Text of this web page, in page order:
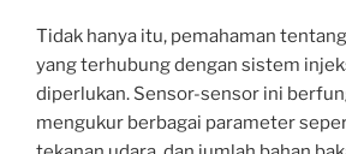
Tidak hanya itu, pemahaman
yang terhubung dengan sistem
diperlukan. Sensor-sensor ini
mengukur berbagai parameter